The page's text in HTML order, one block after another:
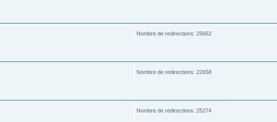
Nombre de redirections: 25662
Nombre de redirections: 22658
Nombre de redirections: 25274